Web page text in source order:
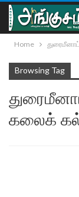
Home
Browsing Tag
கலைக்